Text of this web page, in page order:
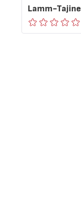
Lamm-Tajine
ratings.0